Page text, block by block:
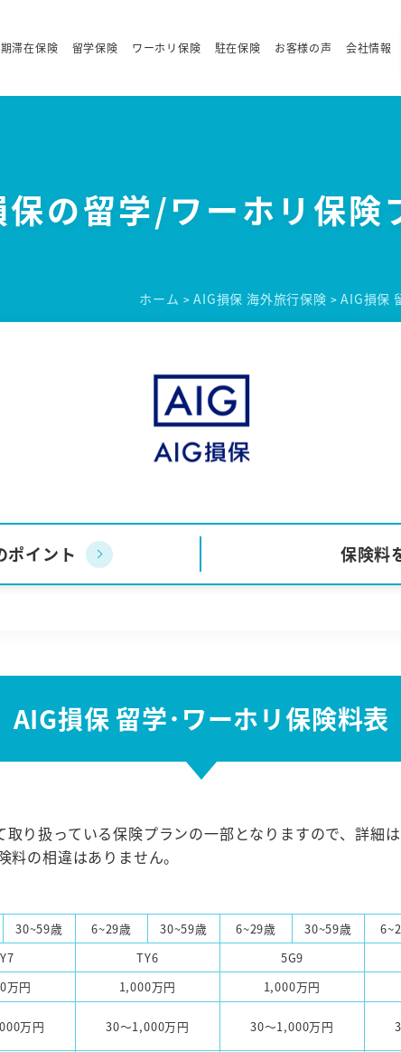
滞在保険 留学保険 ワーホリ保険 駐在保険 お客様の声 会社情報
の留学/ワーホリ保険
ホーム >AIG損保 海外旅行保険 >AIG損保
ポイント 保険料
AIG損保 留学･ワーホリ保険料表
り扱っている保険プランの一部となりますので、詳細
の相違はありません。
30~59歳 6~29歳 30~59歳 6~29歳 30~59歳
TY6 5G9
万円 1,000万円 1,000万円
万円 30～1,000万円 30～1,000万円